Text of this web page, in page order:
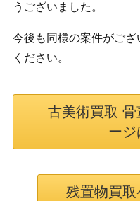
うございました。
今後も同様の案件がご
ください。
古美術買取
ージ
残置物買取